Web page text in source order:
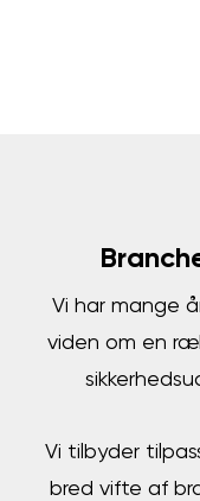
Vi har mange
viden om en
Vi tilbyder
bred vifte af